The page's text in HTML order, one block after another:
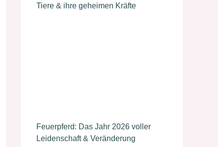
Tiere & ihre geheimen Kräfte
Feuerpferd: Das Jahr 2026 voller
Leidenschaft & Veränderung